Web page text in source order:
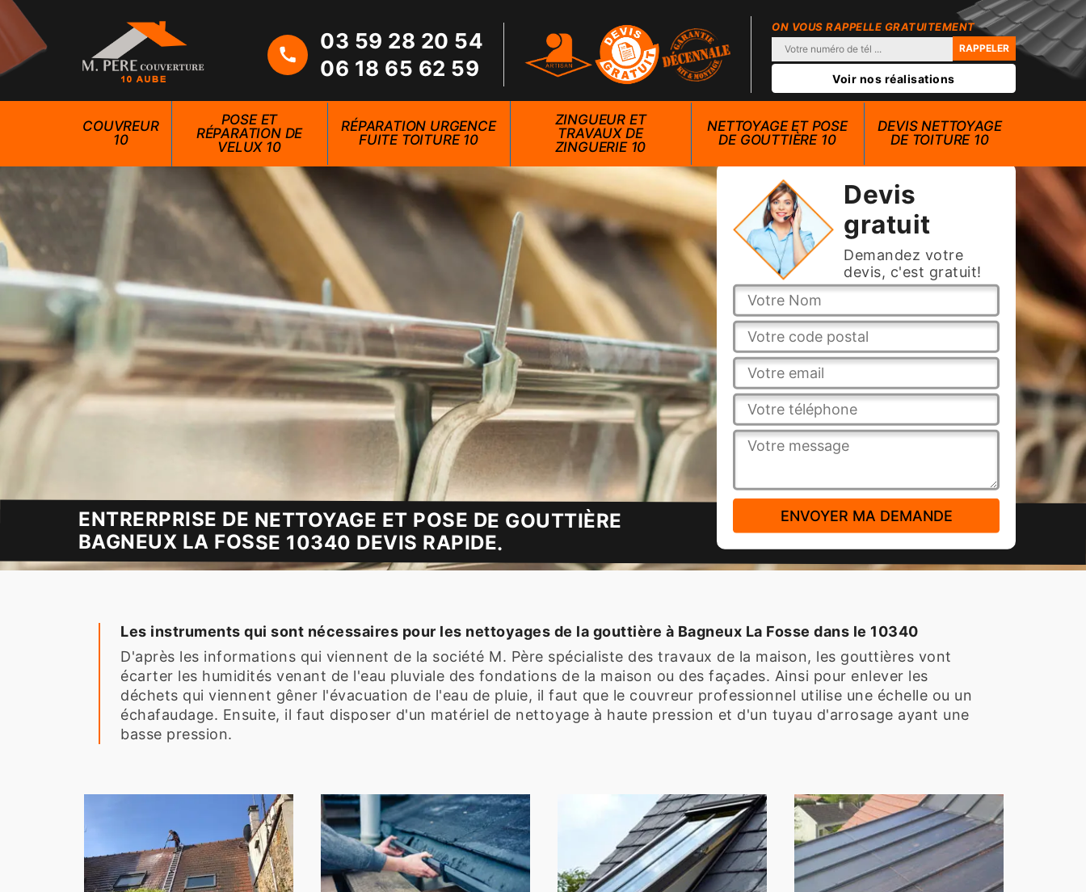
03 59 28 20 54
06 18 65 62 59
ON VOUS RAPPELLE GRATUITEMENT
Voir nos réalisations
COUVREUR
10
POSE ET
RÉPARATION DE
VELUX 10
RÉPARATION URGENCE
FUITE TOITURE 10
ZINGUEUR ET
TRAVAUX DE
ZINGUERIE 10
NETTOYAGE ET POSE
DE GOUTTIÈRE 10
DEVIS NETTOYAGE
DE TOITURE 10
Devis
gratuit
Demandez votre
devis, c'est gratuit!
ENTRERPRISE DE NETTOYAGE ET POSE DE GOUTTIÈRE
BAGNEUX LA FOSSE 10340 DEVIS RAPIDE.
Les instruments qui sont nécessaires pour les nettoyages de la gouttière à Bagneux La Fosse dans le 10340
D'après les informations qui viennent de la société M. Père spécialiste des travaux de la maison, les gouttières vont
écarter les humidités venant de l'eau pluviale des fondations de la maison ou des façades. Ainsi pour enlever les
déchets qui viennent gêner l'évacuation de l'eau de pluie, il faut que le couvreur professionnel utilise une échelle ou un
échafaudage. Ensuite, il faut disposer d'un matériel de nettoyage à haute pression et d'un tuyau d'arrosage ayant une
basse pression.